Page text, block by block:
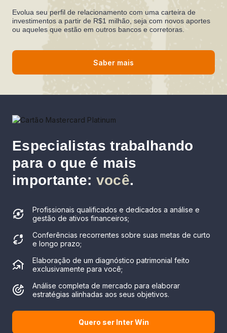
Evolua seu perfil de relacionamento com uma carteira de
investimentos a partir de R$1 milhão, seja com novos aportes
ou aqueles que estão em outros bancos e corretoras.
Saber mais
Especialistas trabalhando
para o que é mais
importante: você.
Profissionais qualificados e dedicados a análise e
gestão de ativos financeiros;
Conferências recorrentes sobre suas metas de curto
e longo prazo;
Elaboração de um diagnóstico patrimonial feito
exclusivamente para você;
Análise completa de mercado para elaborar
estratégias alinhadas aos seus objetivos.
Quero ser Inter Win